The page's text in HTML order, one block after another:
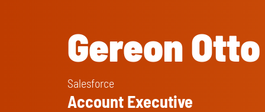
Gereon Otto
Salesforce
Account Executive